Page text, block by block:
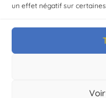
un effet négatif sur
© Mairie de